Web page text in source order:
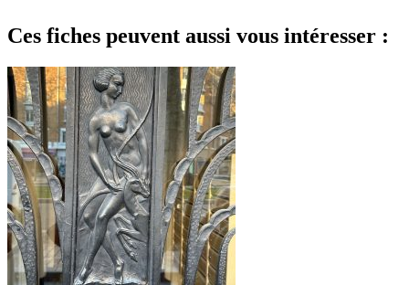
Ces fiches peuvent aussi vous intéresser :